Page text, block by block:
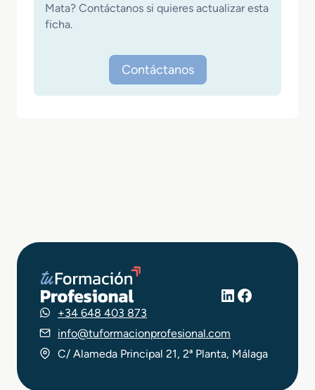
Mata? Contáctanos si quieres actualizar esta
ficha.
Contáctanos
LinkedIn
Facebook
+34 648 403 873
info@tuformacionprofesional.com
C/ Alameda Principal 21, 2ª Planta, Málaga